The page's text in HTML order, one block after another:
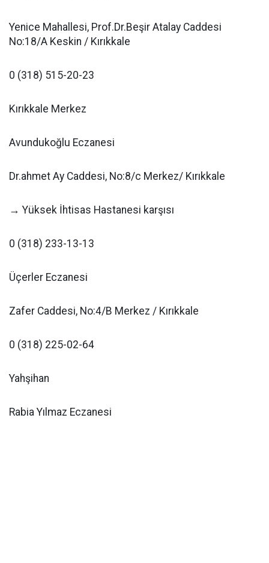
Yenice Mahallesi, Prof.Dr.Beşir Atalay Caddesi
No:18/A Keskin / Kırıkkale
0 (318) 515-20-23
Kırıkkale Merkez
Avundukoğlu Eczanesi
Dr.ahmet Ay Caddesi, No:8/c Merkez/ Kırıkkale
→ Yüksek İhtisas Hastanesi karşısı
0 (318) 233-13-13
Üçerler Eczanesi
Zafer Caddesi, No:4/B Merkez / Kırıkkale
0 (318) 225-02-64
Yahşihan
Rabia Yılmaz Eczanesi